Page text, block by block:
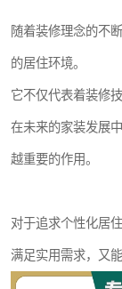
随着装修理念的不
的居住环境。
它不仅代表着装修
在未来的家装发展
越重要的作用。
对于追求个性化居
满足实用需求，又